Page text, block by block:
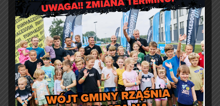
tel. 44 631-71-22 (biuro podawcze)
Godziny otwarcia Urzędu:
pon.: 9:00 – 17:00
wt. – pt.: 7:30 – 15:30